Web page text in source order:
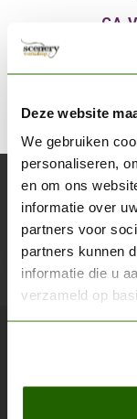
Deze website
We gebruiken
personaliseren,
en om ons
informatie over
partners voor
partners kunnen
informatie die u
verzameld op
GA
Blijf op
Alles voor je